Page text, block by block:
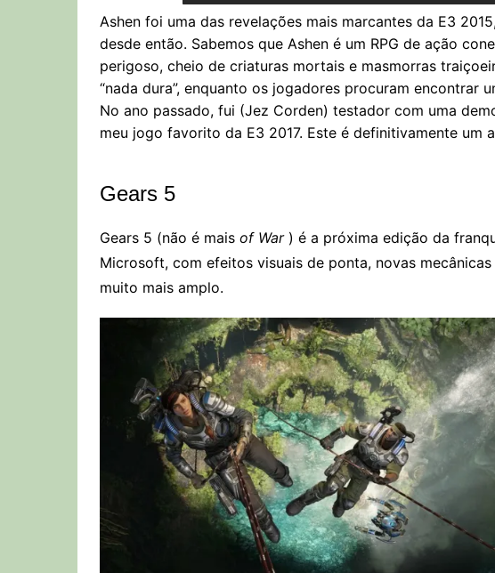
Ashen foi uma das revelações mais marcantes da E3
desde então. Sabemos que Ashen é um RPG de ação
perigoso, cheio de criaturas mortais e masmorras
“nada dura”, enquanto os jogadores procuram encontrar
No ano passado, fui (Jez Corden) testador com uma
meu jogo favorito da E3 2017. Este é definitivamente um
Gears 5
Gears 5 (não é mais of War) é a próxima edição da
Microsoft, com efeitos visuais de ponta, novas
muito mais amplo.